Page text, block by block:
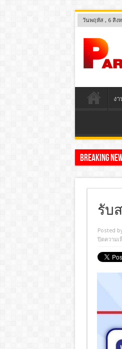
วันพฤหัส , 6 สิง
ง
Breaking
รับ
Posted
ปิดความเ